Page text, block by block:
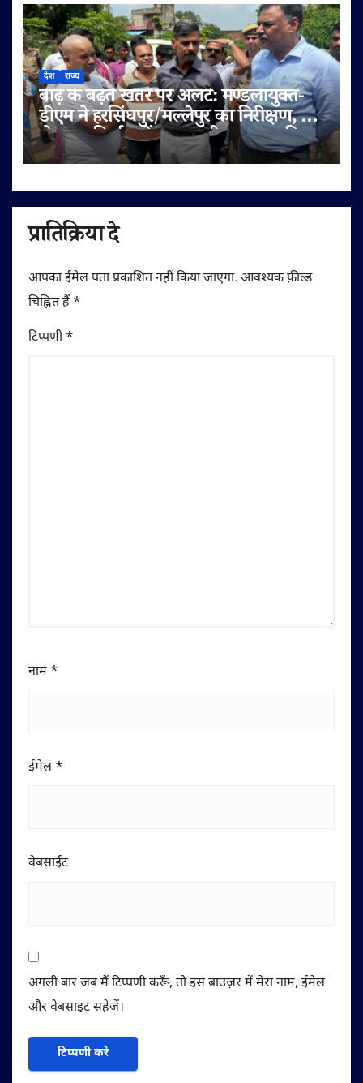
देश राज्य
बाढ़ के बढ़ते खतरे पर अलर्ट: मण्डलायुक्त-
डीएम ने हरसिंघपुर/मल्लेपुर का निरीक्षण, 6
लेन पुल निर्माण में लापरवाही पर FIR की
चेतावनी
प्रातिक्रिया दे
आपका ईमेल पता प्रकाशित नहीं किया जाएगा. आवश्यक फ़ील्ड
चिह्नित हैं *
टिप्पणी*
नाम *
ईमेल *
वेबसाईट
अगली बार जब मैं टिप्पणी करूँ, तो इस ब्राउज़र में मेरा नाम, ईमेल
और वेबसाइट सहेजें।